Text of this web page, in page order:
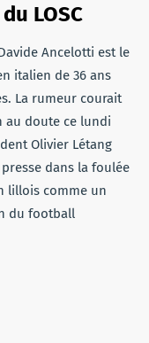
LOSC
Ancelotti est le
italien de 36 ans
La rumeur courait
au doute ce lundi
Olivier Létang
dans la foulée
lillois comme un
du football